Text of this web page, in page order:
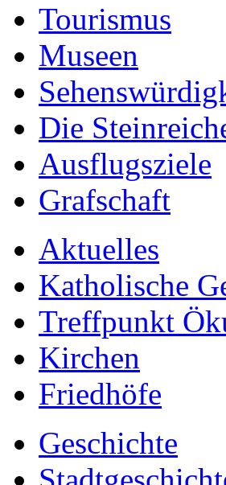
Tourismus
Museen
Die
Ausflugsziele
Grafschaft
Aktuelles
Katholische
Treffpunkt
Kirchen
Friedhöfe
Geschichte